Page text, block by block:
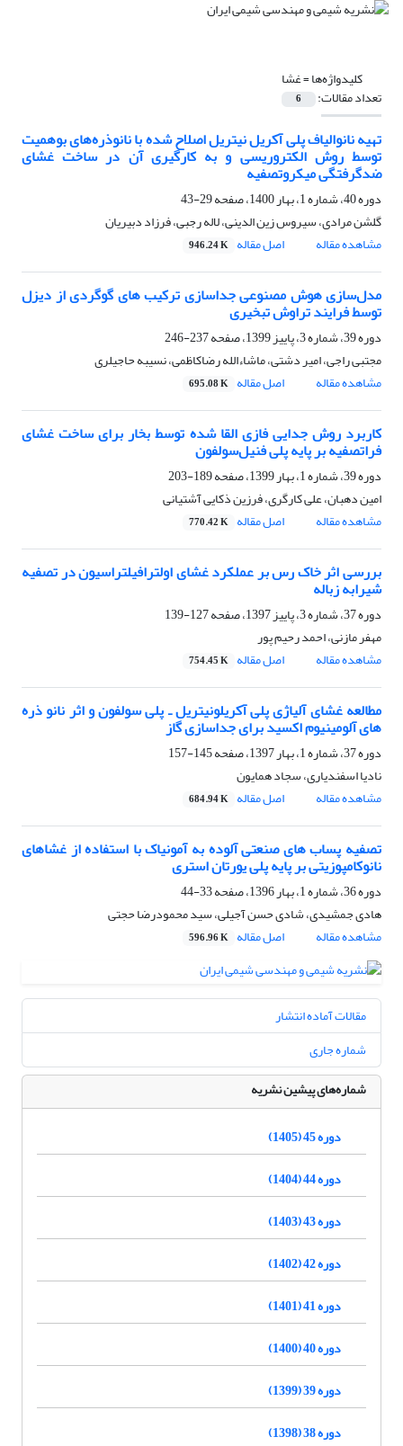
کلیدواژه‌ها =غشا
تعداد مقالات: 6
تهیه نانوالیاف پلی آکریل نیتریل اصلاح شده با نانوذره‌های بوهمیت
توسط روش الکتروریسی و به کارگیری آن در ساخت غشای
ضدگرفتگی میکروتصفیه
دوره 40، شماره 1، بهار 1400، صفحه
29-43
گلشن مرادی، سیروس زین الدینی، لاله رجبی، فرزاد دبیریان
مشاهده مقاله
اصل مقاله 946.24 K
مدل‌سازی هوش مصنوعی جداسازی ترکیب های گوگردی از دیزل
توسط فرایند تراوش تبخیری
دوره 39، شماره 3، پاییز 1399، صفحه
237-246
مجتبی راجی، امیر دشتی، ماشاءالله رضاکاظمی، نسیبه حاجیلری
مشاهده مقاله
اصل مقاله 695.08 K
کاربرد روش جدایی فازی القا شده توسط بخار برای ساخت غشای
فراتصفیه بر پایه پلی فنیل‌سولفون
دوره 39، شماره 1، بهار 1399، صفحه
189-203
امین دهبان، علی کارگری، فرزین ذکایی آشتیانی
مشاهده مقاله
اصل مقاله 770.42 K
بررسی اثر خاک رس بر عملکرد غشای اولترافیلتراسیون در تصفیه
شیرابه زباله
دوره 37، شماره 3، پاییز 1397، صفحه
127-139
مهفر مازنی، احمد رحیم پور
مشاهده مقاله
اصل مقاله 754.45 K
مطالعه غشای آلیاژی پلی آکریلونیتریل ـ پلی سولفون و اثر نانو ذره
های آلومینیوم اکسید برای جداسازی گاز
دوره 37، شماره 1، بهار 1397، صفحه
145-157
نادیا اسفندیاری، سجاد همایون
مشاهده مقاله
اصل مقاله 684.94 K
تصفیه پساب های صنعتی آلوده به آمونیاک با استفاده از غشاهای
نانوکامپوزیتی بر پایه پلی یورتان استری
دوره 36، شماره 1، بهار 1396، صفحه
33-44
هادی جمشیدی، شادی حسن آجیلی، سید محمودرضا حجتی
مشاهده مقاله
اصل مقاله 596.96 K
مقالات آماده انتشار
شماره جاری
شماره‌های پیشین نشریه
دوره 45 (1405)
دوره 44 (1404)
دوره 43 (1403)
دوره 42 (1402)
دوره 41 (1401)
دوره 40 (1400)
دوره 39 (1399)
دوره 38 (1398)